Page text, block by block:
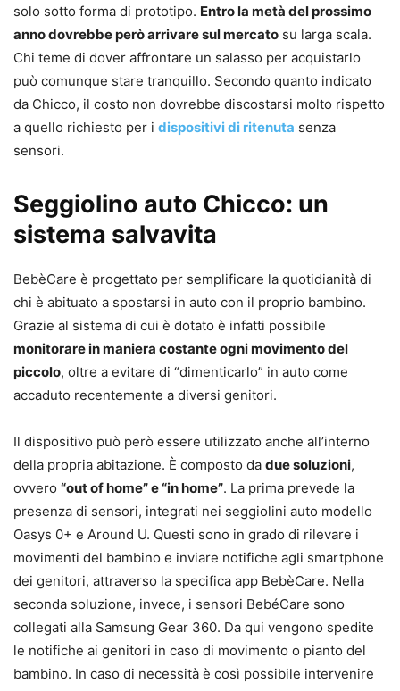
solo sotto forma di prototipo. Entro la metà del prossimo
anno dovrebbe però arrivare sul mercato su larga scala.
Chi teme di dover affrontare un salasso per acquistarlo
può comunque stare tranquillo. Secondo quanto indicato
da Chicco, il costo non dovrebbe discostarsi molto rispetto
a quello richiesto per i dispositivi di ritenuta senza
sensori.
Seggiolino auto Chicco: un
sistema salvavita
BebèCare è progettato per semplificare la quotidianità di
chi è abituato a spostarsi in auto con il proprio bambino.
Grazie al sistema di cui è dotato è infatti possibile
monitorare in maniera costante ogni movimento del
piccolo, oltre a evitare di “dimenticarlo” in auto come
accaduto recentemente a diversi genitori.
Il dispositivo può però essere utilizzato anche all’interno
della propria abitazione. È composto da due soluzioni,
ovvero “out of home” e “in home”. La prima prevede la
presenza di sensori, integrati nei seggiolini auto modello
Oasys 0+ e Around U. Questi sono in grado di rilevare i
movimenti del bambino e inviare notifiche agli smartphone
dei genitori, attraverso la specifica app BebèCare. Nella
seconda soluzione, invece, i sensori BebéCare sono
collegati alla Samsung Gear 360. Da qui vengono spedite
le notifiche ai genitori in caso di movimento o pianto del
bambino. In caso di necessità è così possibile intervenire